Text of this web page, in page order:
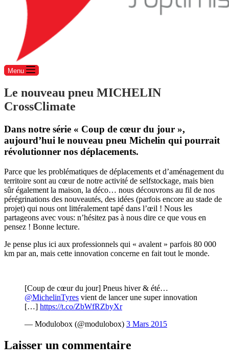
Menu
Le nouveau pneu MICHELIN
CrossClimate
Dans notre série « Coup de cœur du jour »,
aujourd’hui le nouveau pneu Michelin qui pourrait
révolutionner nos déplacements.
Parce que les problématiques de déplacements et d’aménagement du
territoire sont au cœur de notre activité de selfstockage, mais bien
sûr également la maison, la déco… nous découvrons au fil de nos
pérégrinations des nouveautés, des idées (parfois encore au stade de
projet) qui nous ont littéralement tapé dans l’œil ! Nous les
partageons avec vous: n’hésitez pas à nous dire ce que vous en
pensez ! Bonne lecture.
Je pense plus ici aux professionnels qui « avalent » parfois 80 000
km par an, mais cette innovation concerne en fait tout le monde.
[Coup de cœur du jour] Pneus hiver & été…
@MichelinTyres vient de lancer une super innovation
[…] https://t.co/ZbWfRZbyXr
— Modulobox (@modulobox) 3 Mars 2015
Laisser un commentaire